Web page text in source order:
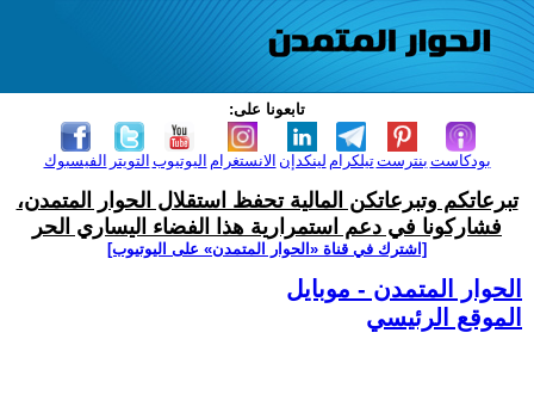
تابعونا على:
الفيسبوك التويتر اليوتيوب الانستغرام لينكدإن تيلكرامبنترست بودكاست
تبرعاتكم وتبرعاتكن المالية تحفظ استقلال الحوار المتمدن،
فشاركونا في دعم استمرارية هذا الفضاء اليساري الحر
[اشترك في قناة ‫«الحوار المتمدن» على اليوتيوب]
الحوار المتمدن - موبايل
الموقع الرئيسي